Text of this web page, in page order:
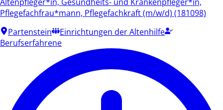
Pflegefachfrau*mann, Pflegefachkraft (m/w/d) (181098)
Partenstein
Einrichtungen der Altenhilfe
Berufserfahrene